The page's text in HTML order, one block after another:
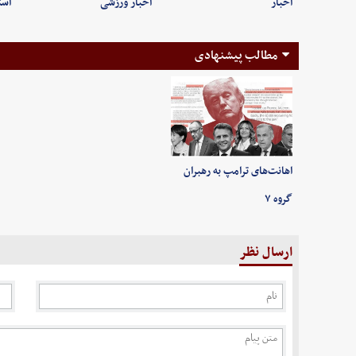
مطالب پیشنهادی
اهانت‌های ترامپ به رهبران
گروه ۷
ارسال نظر